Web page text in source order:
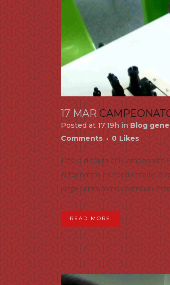
17 MAR
Posted at 17:19hinBlog
Comments
0 Likes
Tras la disputa del Campeonato
Autonómico en Edad Escolar, a
juego serán como continúan:
READ MORE